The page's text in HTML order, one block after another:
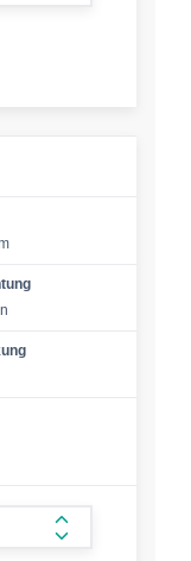
form.increase-